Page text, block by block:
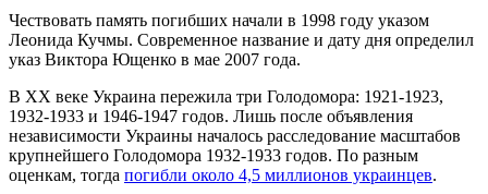
Чествовать память погибших начали в 1998 году указом
Леонида Кучмы. Современное название и дату дня определил
указ Виктора Ющенко в мае 2007 года.
В ХХ веке Украина пережила три Голодомора: 1921-1923,
1932-1933 и 1946-1947 годов. Лишь после объявления
независимости Украины началось расследование масштабов
крупнейшего Голодомора 1932-1933 годов. По разным
оценкам, тогда погибли около 4,5 миллионов украинцев.